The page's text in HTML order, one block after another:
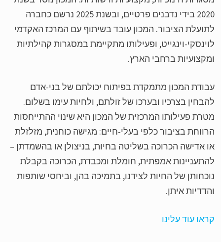
2020 בידי נדבנים פרטיים, ובשנת 2025 נרשם כחברה
הציבור. המכון עובד בשיתוף עם המרכז האקדמי
וינגייט, ופעילותו מתקיימת במסגרות קהילתיות
ברחבי הארץ.
המכון מתמקדת בפיתוח יכולתם של בני-אדם
בצרכיו ובערכו של זולתם, ולחיות עימו בשלום.
פעילותו המרכזית של המכון היא שינוי ההתייחסות
בציבור כלפי בעלי-חיים: מגישה כוחנית, מזלזלת
אדישה הכרוכה בשליטה בחיות, בניצולן או בהשמדתן –
אמפתית, חומלת ומכבדת, הכרוכה בקבלת
של החיות לצידנו, בתמיכה בהן, וביחסי שותפות
איתן.
עוד עלינו